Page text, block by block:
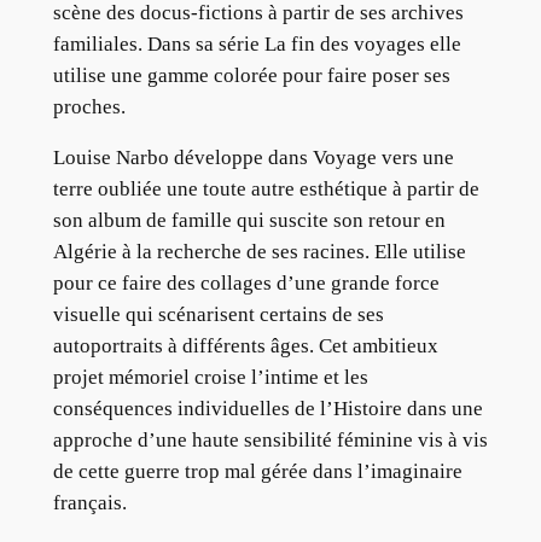
scène des docus-fictions à partir de ses archives
familiales. Dans sa série La fin des voyages elle
utilise une gamme colorée pour faire poser ses
proches.
Louise Narbo développe dans Voyage vers une
terre oubliée une toute autre esthétique à partir de
son album de famille qui suscite son retour en
Algérie à la recherche de ses racines. Elle utilise
pour ce faire des collages d’une grande force
visuelle qui scénarisent certains de ses
autoportraits à différents âges. Cet ambitieux
projet mémoriel croise l’intime et les
conséquences individuelles de l’Histoire dans une
approche d’une haute sensibilité féminine vis à vis
de cette guerre trop mal gérée dans l’imaginaire
français.